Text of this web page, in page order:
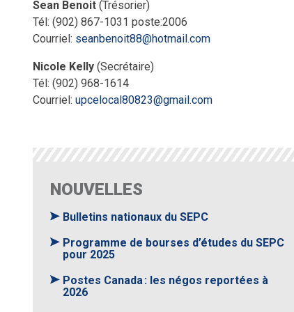
Sean Benoit (Trésorier)
Tél: (902) 867-1031 poste:2006
Courriel: seanbenoit88@hotmail.com
Nicole Kelly (Secrétaire)
Tél: (902) 968-1614
Courriel:upcelocal80823@gmail.com
NOUVELLES
Bulletins nationaux du SEPC
Programme de bourses d’études du SEPC
pour 2025
Postes Canada : les négos reportées à
2026